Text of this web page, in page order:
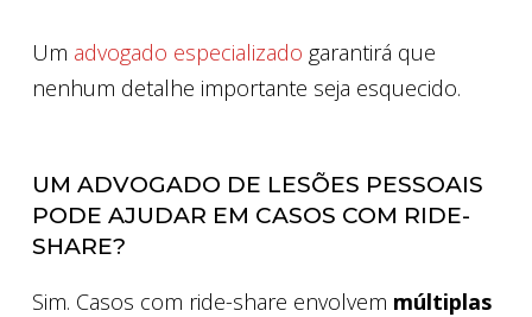
Um advogado especializado garantirá que
nenhum detalhe importante seja esquecido.
UM ADVOGADO DE LESÕES PESSOAIS
PODE AJUDAR EM CASOS COM RIDE-
SHARE?
Sim. Casos com ride-share envolvem múltiplas